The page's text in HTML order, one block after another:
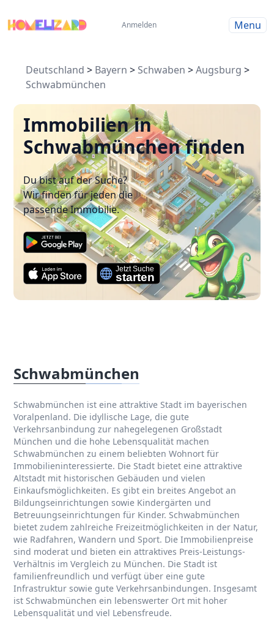
Anmelden Menu
Deutschland > Bayern > Schwaben >Augsburg >
Schwabmünchen
Immobilien in
Schwabmünchen finden
Du bist auf der Suche?
Wir finden für jeden die
passende Immobilie.
Schwabmünchen
Schwabmünchen ist eine attraktive Stadt im bayerischen
Voralpenland. Die idyllische Lage, die gute
Verkehrsanbindung zur nahegelegenen Großstadt
München und die hohe Lebensqualität machen
Schwabmünchen zu einem beliebten Wohnort für
Immobilieninteressierte. Die Stadt bietet eine attraktive
Altstadt mit historischen Gebäuden und vielen
Einkaufsmöglichkeiten. Es gibt ein breites Angebot an
Bildungseinrichtungen sowie Kindergärten und
Betreuungseinrichtungen für Kinder. Schwabmünchen
bietet zudem zahlreiche Freizeitmöglichkeiten in der Natur,
wie Radfahren, Wandern und Sport. Die Immobilienpreise
sind moderat und bieten ein attraktives Preis-Leistungs-
Verhältnis im Vergleich zu München. Die Stadt ist
familienfreundlich und verfügt über eine gute
Infrastruktur sowie gute Verkehrsanbindungen. Insgesamt
ist Schwabmünchen ein lebenswerter Ort mit hoher
Lebensqualität und viel Lebensfreude.